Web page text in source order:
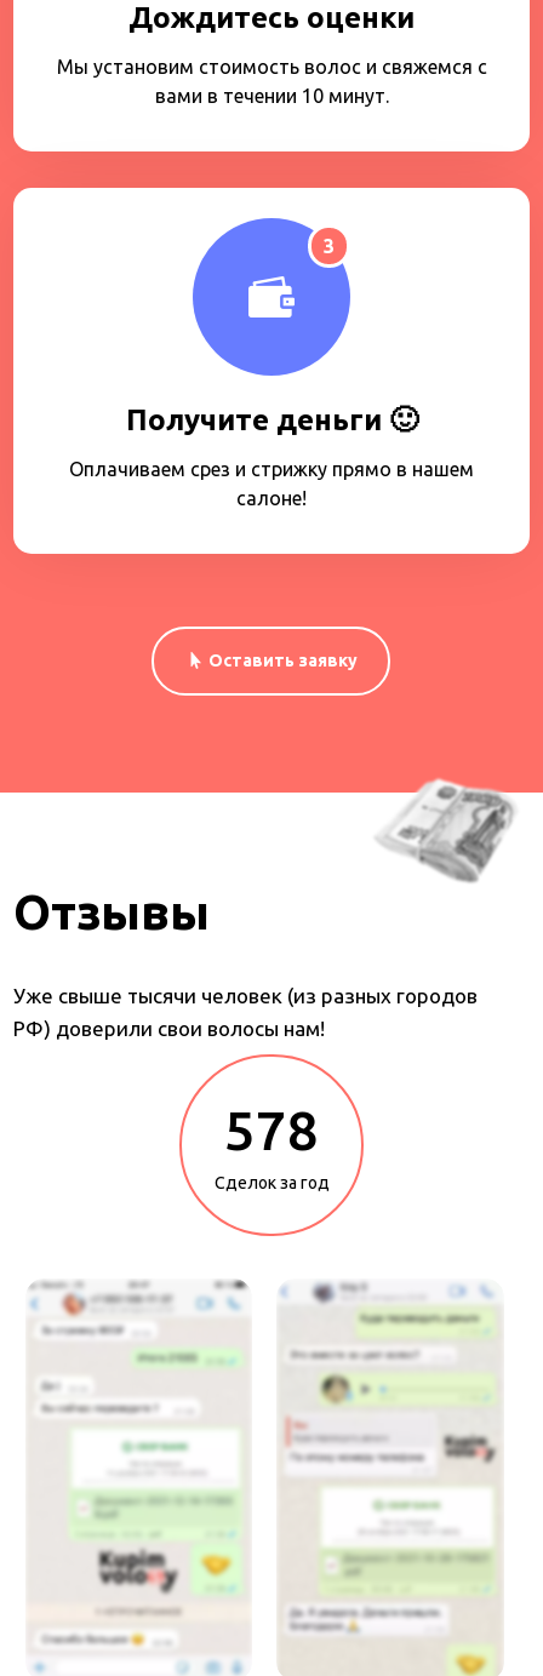
Дождитесь оценки
Мы установим стоимость волос и свяжемся с
вами в течении 10 минут.
3
Получите деньги 🙂
Оплачиваем срез и стрижку прямо в нашем
салоне!
Оставить заявку
Отзывы
Уже свыше тысячи человек (из разных городов
РФ) доверили свои волосы нам!
578
Сделок за год